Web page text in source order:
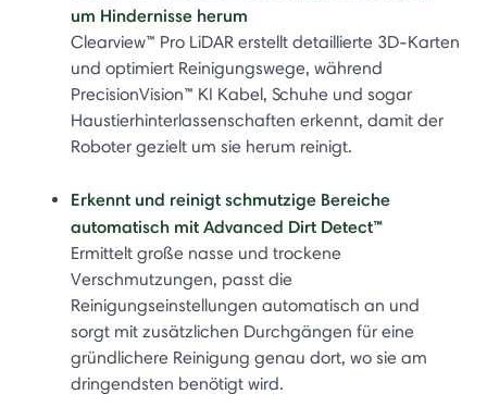
um Hindernisse herum
Clearview™ Pro LiDAR erstellt detaillierte 3D-Karten
und optimiert Reinigungswege, während
PrecisionVision™ KI Kabel, Schuhe und sogar
Haustierhinterlassenschaften erkennt, damit der
Roboter gezielt um sie herum reinigt.
Erkennt und reinigt schmutzige Bereiche
automatisch mit Advanced Dirt Detect™
Ermittelt große nasse und trockene
Verschmutzungen, passt die
Reinigungseinstellungen automatisch an und
sorgt mit zusätzlichen Durchgängen für eine
gründlichere Reinigung genau dort, wo sie am
dringendsten benötigt wird.